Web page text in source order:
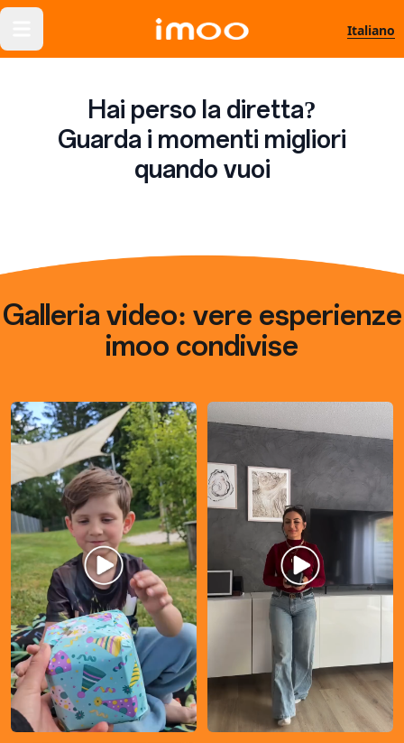
Italiano
Hai perso la diretta?
Guarda i momenti migliori
quando vuoi
Galleria video: vere esperienze
imoo condivise